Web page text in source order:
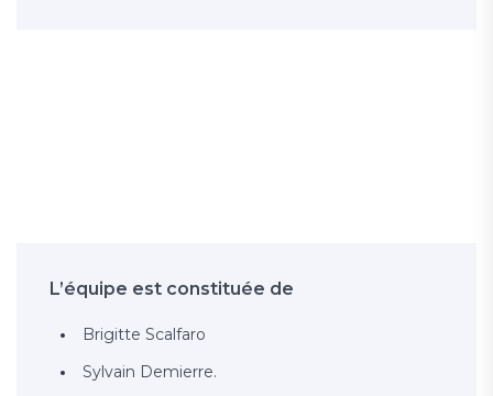
L’équipe est constituée de
Brigitte Scalfaro
Sylvain Demierre.